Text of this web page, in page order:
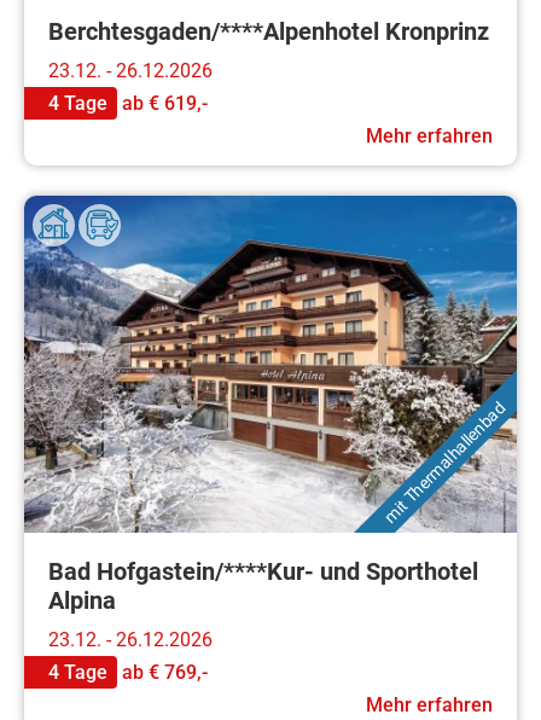
Berchtesgaden/****Alpenhotel Kronprinz
23.12. - 26.12.2026
4 Tage
ab € 619,-
Mehr erfahren
mit Thermalhallenbad
Bad Hofgastein/****Kur- und Sporthotel
Alpina
23.12. - 26.12.2026
4 Tage
ab € 769,-
Mehr erfahren